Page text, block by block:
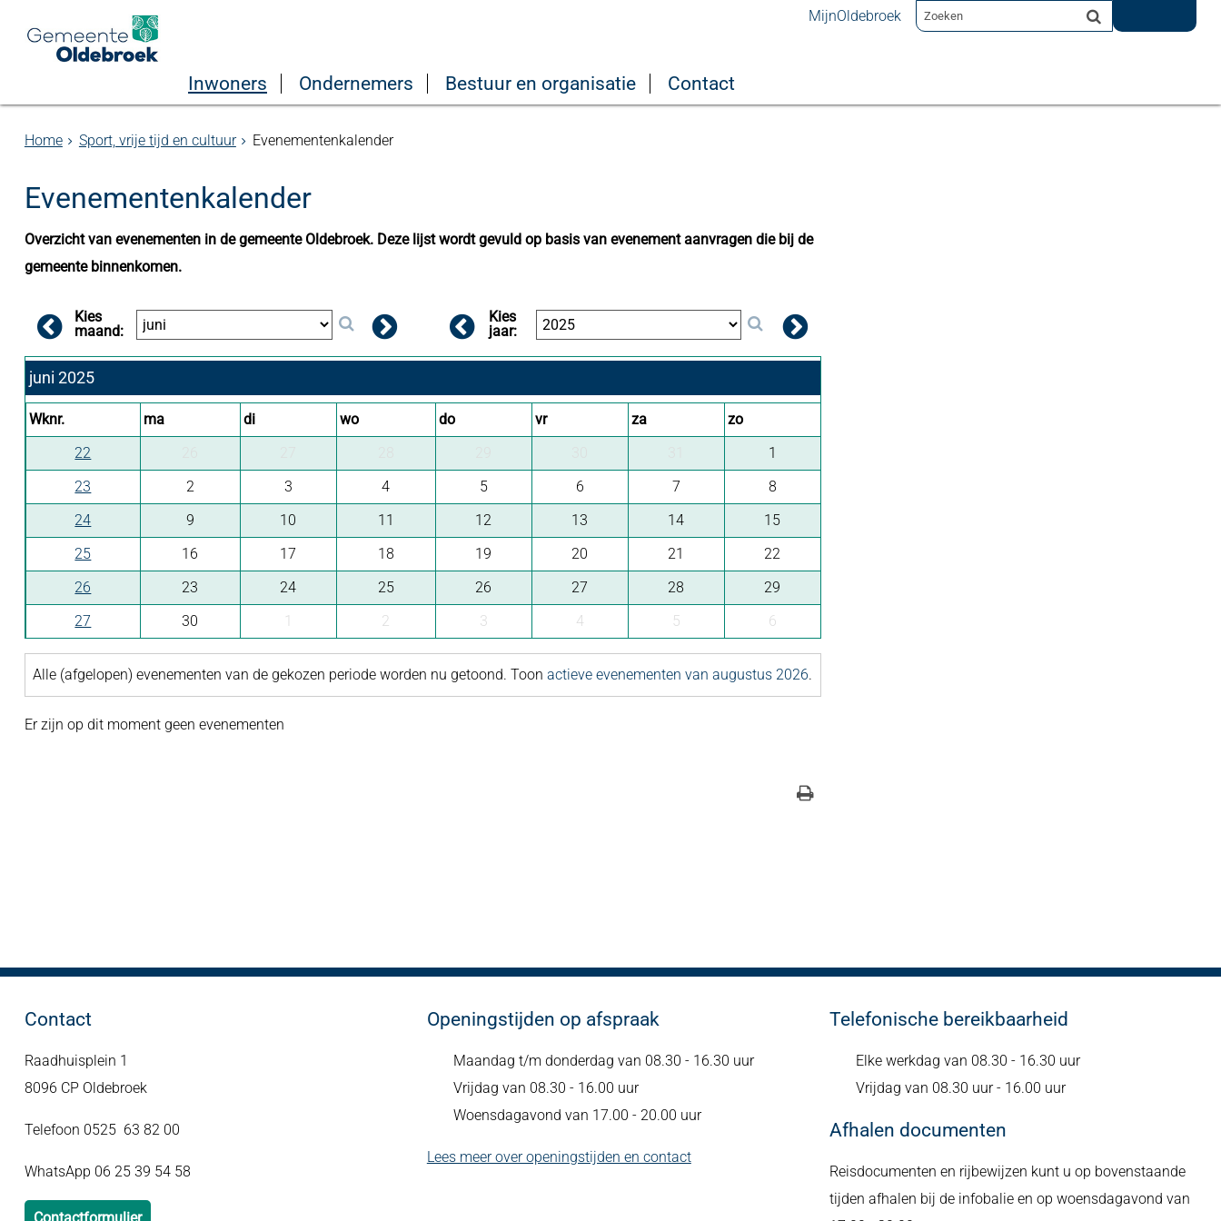
MijnOldebroek
Inwoners Ondernemers Bestuur en organisatie Contact
Home Sport, vrije tijd en cultuur Evenementenkalender
Evenementenkalender
Overzicht van evenementen in de gemeente Oldebroek. Deze lijst wordt gevuld op basis van evenement aanvragen die bij de
gemeente binnenkomen.
Kies
maand:
Kies
jaar:
juni 2025
Wknr. ma di wo do vr za
zo
22
1
23
2 3 4 5 6 7
8
24
9 10 11 12 13 14
15
25
16 17 18 19 20 21
22
26
23 24 25 26 27 28
29
27
30 1 2 3 4 5 6
Alle (afgelopen) evenementen van de gekozen periode worden nu getoond. Toon actieve evenementen van augustus 2026.
Er zijn op dit moment geen evenementen
Contact
Raadhuisplein 1
8096 CP Oldebroek
Telefoon 0525 63 82 00
WhatsApp 06 25 39 54 58
Openingstijden op afspraak
Maandag t/m donderdag van 08.30 - 16.30 uur
Vrijdag van 08.30 - 16.00 uur
Woensdagavond van 17.00 - 20.00 uur
Lees meer over openingstijden en contact
Telefonische bereikbaarheid
Elke werkdag van 08.30 - 16.30 uur
Vrijdag van 08.30 uur - 16.00 uur
Afhalen documenten
Reisdocumenten en rijbewijzen kunt u op bovenstaande
tijden afhalen bij de infobalie en op woensdagavond van